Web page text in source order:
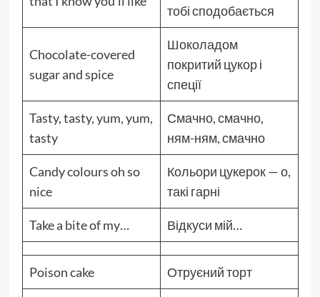
тобі сподобається
Chocolate-covered
sugar and spice
Шоколадом
покритий цукор і
спеції
Tasty, tasty, yum, yum,
tasty
Смачно, смачно,
ням-ням, смачно
Candy colours oh so
nice
Кольори цукерок — о,
такі гарні
Take a bite of my… Відкуси мій…
Poison cake Отруєний торт